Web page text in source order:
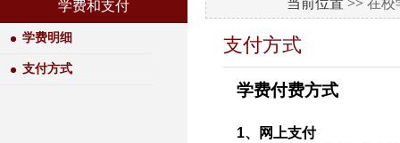
学费和支付
学费明细
支付方式
当前位置 >> 在校
支付方式
学费付费方式
1、网上支付